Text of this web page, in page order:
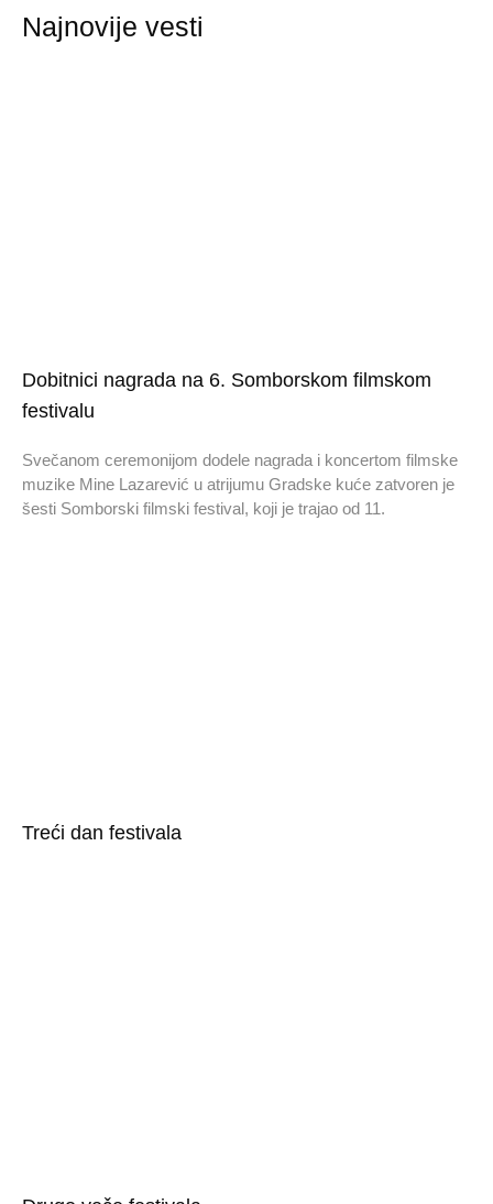
Najnovije vesti
Dobitnici nagrada na 6. Somborskom filmskom
festivalu
Svečanom ceremonijom dodele nagrada i koncertom filmske
muzike Mine Lazarević u atrijumu Gradske kuće zatvoren je
šesti Somborski filmski festival, koji je trajao od 11.
Treći dan festivala